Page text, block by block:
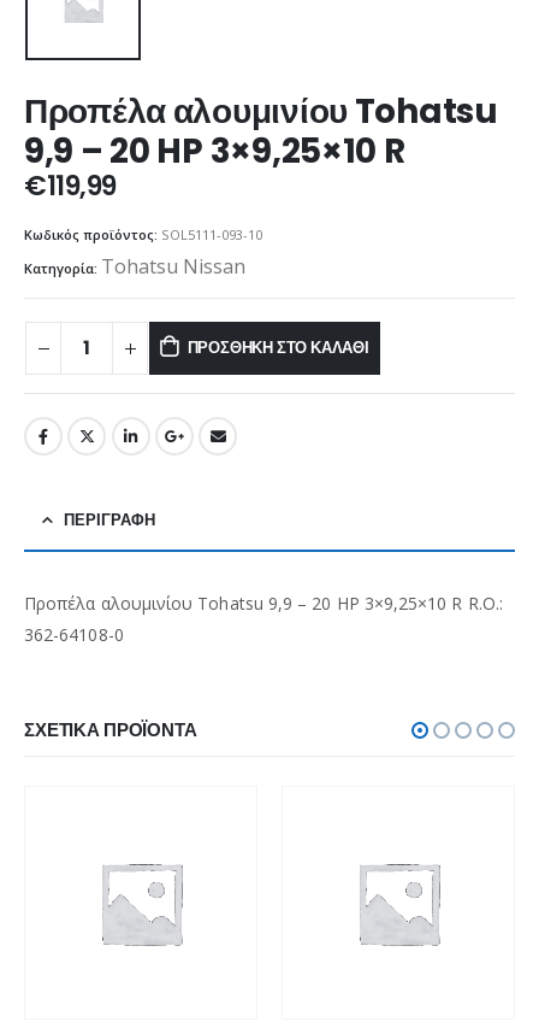
Προπέλα αλουμινίου Tohatsu
9,9 – 20 HP 3×9,25×10 R
€119,99
Κωδικός προϊόντος: SOL5111-093-10
Κατηγορία: Tohatsu Nissan
ΠΡΟΣΘΉΚΗ ΣΤΟ ΚΑΛΆΘΙ
ΠΕΡΙΓΡΑΦΉ
Προπέλα αλουμινίου Tohatsu 9,9 – 20 HP 3×9,25×10 R R.O.:
362-64108-0
ΣΧΕΤΙΚΆ ΠΡΟΪΌΝΤΑ